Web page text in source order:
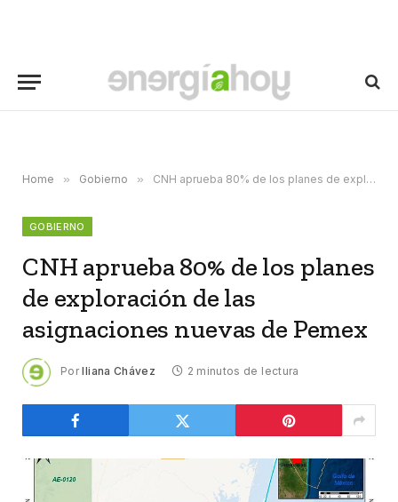
Home » Gobierno » CNH aprueba 80% de los planes de exploración de las asignaciones nuevas de Pemex
GOBIERNO
CNH aprueba 80% de los planes
de exploración de las
asignaciones nuevas de Pemex
Por Iliana Chávez 2 minutos de lectura